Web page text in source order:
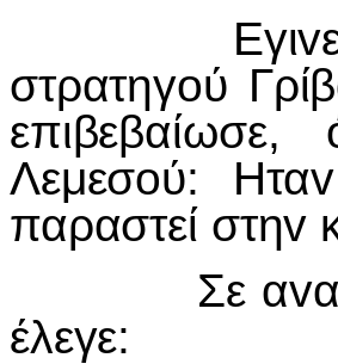
Εγιvε
στρατηγoύ
Λεμεσoύ:
παραστεί στηv
Σε
έλεγε: